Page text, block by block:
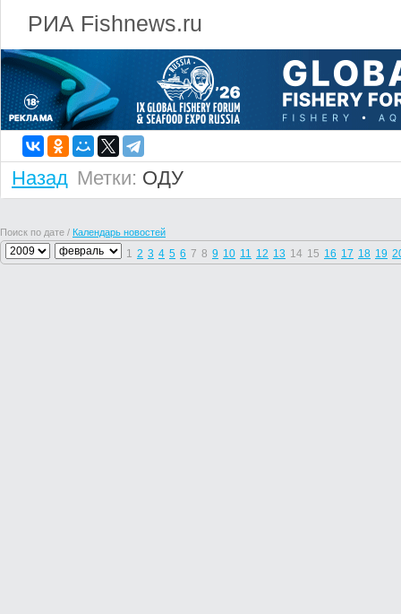
РИА Fishnews.ru
Назад Метки: ОДУ
Поиск по дате / Календарь новостей
1 2 3 4 5 6 7 8 9 10 11 12 13 14 15 16 17 18 19